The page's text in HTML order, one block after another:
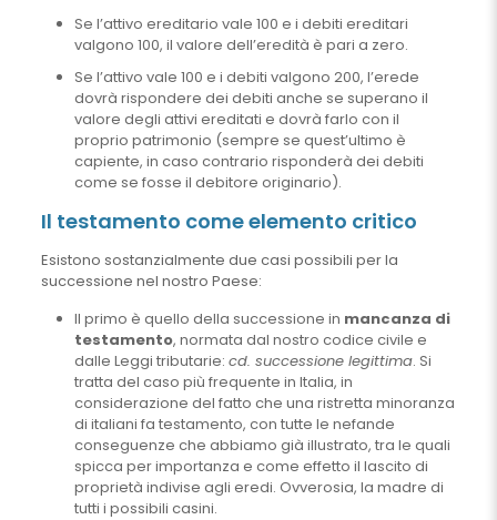
Se l’attivo ereditario vale 100 e i debiti ereditari
valgono 100, il valore dell’eredità è pari a zero.
Se l’attivo vale 100 e i debiti valgono 200, l’erede
dovrà rispondere dei debiti anche se superano il
valore degli attivi ereditati e dovrà farlo con il
proprio patrimonio (sempre se quest’ultimo è
capiente, in caso contrario risponderà dei debiti
come se fosse il debitore originario).
Il testamento come elemento critico
Esistono sostanzialmente due casi possibili per la
successione nel nostro Paese:
Il primo è quello della successione in mancanza di
testamento, normata dal nostro codice civile e
dalle Leggi tributarie: cd. successione legittima. Si
tratta del caso più frequente in Italia, in
considerazione del fatto che una ristretta minoranza
di italiani fa testamento, con tutte le nefande
conseguenze che abbiamo già illustrato, tra le quali
spicca per importanza e come effetto il lascito di
proprietà indivise agli eredi. Ovverosia, la madre di
tutti i possibili casini.